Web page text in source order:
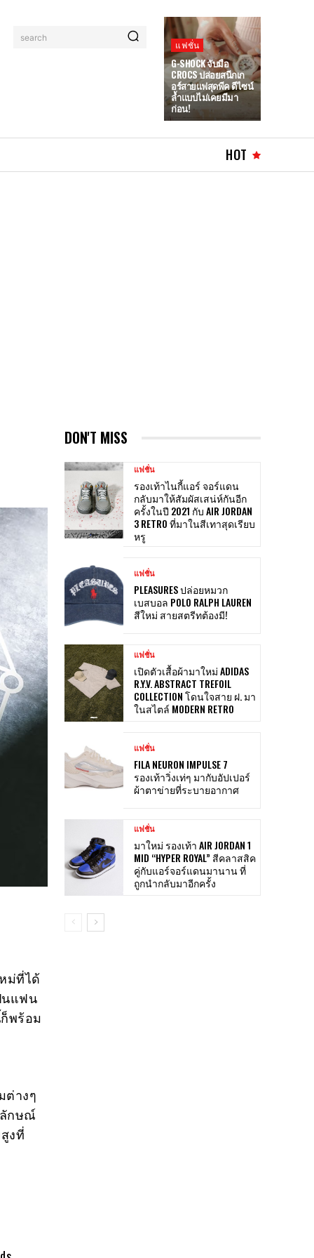
search
แฟชั่น
G-SHOCK จับมือ
CROCS ปล่อยสนีกเก
อร์สายแฟสุดพีค ดีไซน์
ล้ำแบบไม่เคยมีมา
ก่อน!
HOT
ม่ที่ได้
นแฟน
พร้อม
ต่างๆ
ลักษณ์
งที่
DON'T MISS
แฟชั่น
รองเท้าไนกี้แอร์ จอร์แดน
กลับมาให้สัมผัสเสน่ห์กันอีก
ครั้งในปี 2021 กับ AIR JORDAN
3 RETRO ที่มาในสีเทาสุดเรียบ
หรู
แฟชั่น
PLEASURES ปล่อยหมวก
เบสบอล POLO RALPH LAUREN
สีใหม่ สายสตรีทต้องมี!
แฟชั่น
เปิดตัวเสื้อผ้ามาใหม่ ADIDAS
R.Y.V. ABSTRACT TREFOIL
COLLECTION โดนใจสาย ฝ. มา
ในสไตล์ MODERN RETRO
แฟชั่น
FILA NEURON IMPULSE 7
รองเท้าวิ่งเท่ๆ มากับอัปเปอร์
ผ้าตาข่ายที่ระบายอากาศ
แฟชั่น
มาใหม่ รองเท้า AIR JORDAN 1
MID “HYPER ROYAL” สีคลาสสิค
คู่กับแอร์จอร์แดนมานาน ที่
ถูกนำกลับมาอีกครั้ง